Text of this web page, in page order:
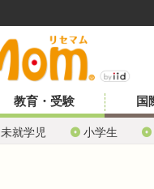
教育・受験
未就学児 小学生
国